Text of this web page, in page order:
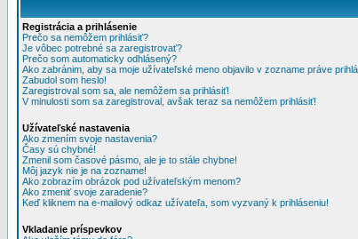
Registrácia a prihlásenie
Prečo sa nemôžem prihlásiť?
Je vôbec potrebné sa zaregistrovať?
Prečo som automaticky odhlásený?
Ako zabránim, aby sa moje užívateľské meno objavilo v zozname práve
Zabudol som heslo!
Zaregistroval som sa, ale nemôžem sa prihlásiť!
V minulosti som sa zaregistroval, avšak teraz sa nemôžem prihlásiť!
Užívateľské nastavenia
Ako zmením svoje nastavenia?
Časy sú chybné!
Zmenil som časové pásmo, ale je to stále chybne!
Môj jazyk nie je na zozname!
Ako zobrazím obrázok pod užívateľským menom?
Ako zmeniť svoje zaradenie?
Keď kliknem na e-mailový odkaz užívateľa, som vyzvaný k prihláseniu!
Vkladanie príspevkov